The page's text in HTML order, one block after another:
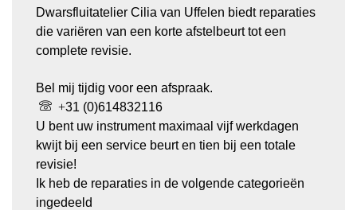
Dwarsfluitatelier Cilia van Uffelen biedt reparaties
die variëren van een korte afstelbeurt tot een
complete revisie.
Bel mij tijdig voor een afspraak.
+31 (0)614832116
U bent uw instrument maximaal vijf werkdagen
kwijt bij een service beurt en tien bij een totale
revisie!
Ik heb de reparaties in de volgende categorieën
ingedeeld